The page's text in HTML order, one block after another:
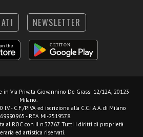
NEWSLETTER
in Via Privata Giovannino De Grassi 12/12A, 20123
Milano.
- C.F./P.IVA ed iscrizione alla C.C.I.A.A. di Milano
- REA MI-2519578.
al ROC con il n.37767. Tutti i diritti di proprietà
ed artistica riservati.